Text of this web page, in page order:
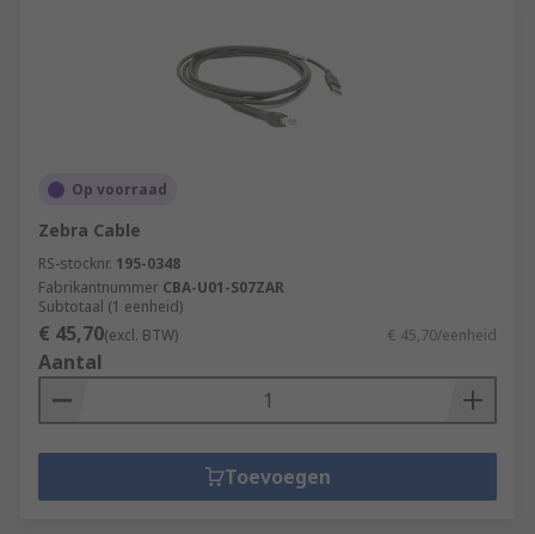
Op voorraad
Zebra Cable
RS-stocknr. 195-0348
Fabrikantnummer CBA-U01-S07ZAR
Subtotaal (1 eenheid)
€ 45,70(excl. BTW) € 45,70/eenheid
Aantal
Toevoegen